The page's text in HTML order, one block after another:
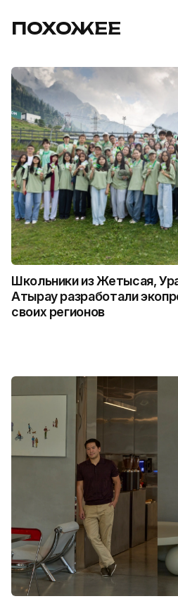
ПОХОЖЕЕ
Школьники из Жетысая,
Атырау разработали
своих регионов